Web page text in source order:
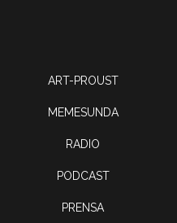
ART-PROUST
MEMESUNDA
RADIO
PODCAST
PRENSA